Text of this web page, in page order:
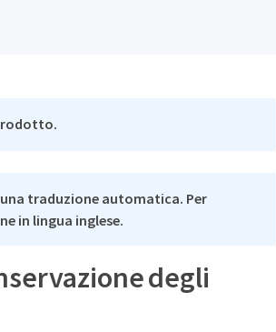
traduzione automatica. Per
in lingua inglese.
degli